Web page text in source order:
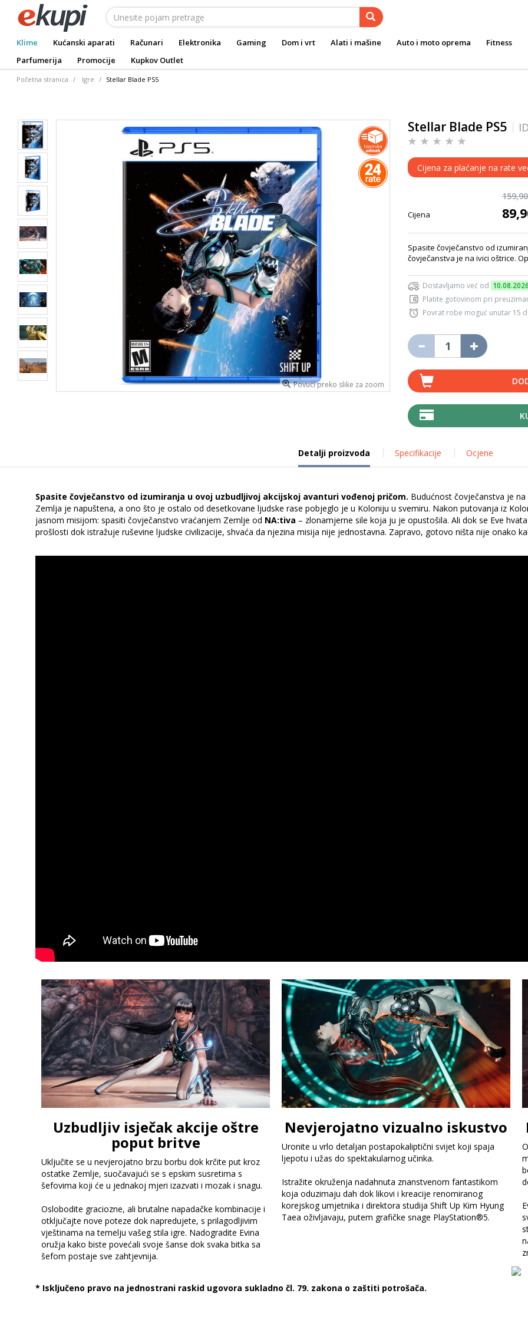
Klime Kućanski aparati Računari Elektronika Gaming Dom i vrt Alati i mašine Auto i moto oprema Fitness
Parfumerija
Promocije Kupkov Outlet
Početna stranica Igre Stellar Blade PS5
Povuci preko slike za zoom
Stellar Blade PS5
Cijena za plaćanje na rate
Cijena
Spasite čovječanstvo od
čovječanstva je na ivici oštrice.
Dostavljamo već od 10.08.2026
Platite gotovinom pri
Povrat robe moguć unutar 15
Detalji proizvoda Specifikacije Ocjene
Spasite čovječanstvo od izumiranja u ovoj uzbudljivoj akcijskoj avanturi vođenoj pričom. Budućnost čovječanstva je
Zemlja je napuštena, a ono što je ostalo od desetkovane ljudske rase pobjeglo je u Koloniju u svemiru. Nakon putovanja iz
jasnom misijom: spasiti čovječanstvo vraćanjem Zemlje od NA:tiva – zlonamjerne sile koja ju je opustošila. Ali dok se Eve
prošlosti dok istražuje ruševine ljudske civilizacije, shvaća da njezina misija nije jednostavna. Zapravo, gotovo ništa nije onako
Uzbudljiv isječak akcije oštre
poput britve
Uključite se u nevjerojatno brzu borbu dok krčite put kroz
ostatke Zemlje, suočavajući se s epskim susretima s
šefovima koji će u jednakoj mjeri izazvati i mozak i snagu.
Oslobodite graciozne, ali brutalne napadačke kombinacije i
otključajte nove poteze dok napredujete, s prilagodljivim
vještinama na temelju vašeg stila igre. Nadogradite Evina
oružja kako biste povećali svoje šanse dok svaka bitka sa
šefom postaje sve zahtjevnija.
Nevjerojatno vizualno iskustvo
Uronite u vrlo detaljan postapokaliptični svijet koji spaja
ljepotu i užas do spektakularnog učinka.
Istražite okruženja nadahnuta znanstvenom fantastikom
koja oduzimaju dah dok likovi i kreacije renomiranog
korejskog umjetnika i direktora studija Shift Up Kim Hyung
Taea oživljavaju, putem grafičke snage PlayStation®5.
* Isključeno pravo na jednostrani raskid ugovora sukladno čl. 79. zakona o zaštiti potrošača.